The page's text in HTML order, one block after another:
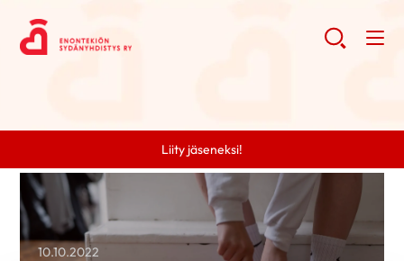
Liity jäseneksi!
10.10.2022